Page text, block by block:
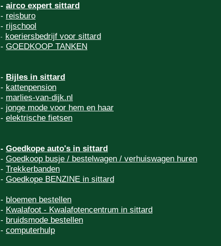
- airco expert sittard
- reisburo
- rijschool
- koeriersbedrijf voor sittard
- GOEDKOOP TANKEN
- Bijles in sittard
- kattenpension
- marlies-van-dijk.nl
- jonge mode voor hem en haar
- elektrische fietsen
- Goedkope auto's in sittard
- Goedkoop busje / bestelwagen / verhuiswagen huren
- Trekkerbanden
- Goedkope BENZINE in sittard
- bloemen bestellen
- Kwalafoot - Kwalafotencentrum in sittard
- bruidsmode bestellen
- computerhulp